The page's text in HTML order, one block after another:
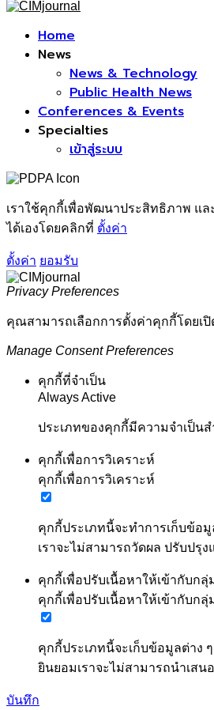
Home
News
News & Technology
Public Health News
Conferences & Events
Specialties
เข้าสู่ระบบ
เราใช้คุกกี้เพื่อพัฒนาประสิทธิภาพ แ
ได้เองโดยคลิกที่ ตั้งค่า
ตั้งค่า ยอมรับ
Privacy Preferences
คุณสามารถเลือกการตั้งค่าคุกกี้โดยเ
Manage Consent Preferences
คุกกี้ที่จำเป็น
Always Active
ประเภทของคุกกี้มีความจำเป็น
คุกกี้เพื่อการวิเคราะห์
คุกกี้เพื่อการวิเคราะห์
คุกกี้ประเภทนี้จะทำการเก็บข้อ
เราจะไม่สามารถวัดผล ปรับปรุ
คุกกี้เพื่อปรับเนื้อหาให้เข้ากับกลุ่
คุกกี้เพื่อปรับเนื้อหาให้เข้ากับกลุ่
คุกกี้ประเภทนี้จะเก็บข้อมูลต่าง
ยินยอมเราจะไม่สามารถนำเส
บันทึก